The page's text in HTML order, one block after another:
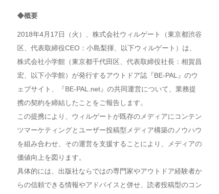
◆概要
2018年4月17日（火）、株式会社ウィルゲート（東京都渋谷
区、代表取締役CEO：小島梨揮、以下ウィルゲート）は、
株式会社小学館（東京都千代田区、代表取締役社長：相賀昌
宏、以下小学館）が発行するアウトドア誌『BE-PAL』のウ
ェブサイト、『BE-PAL.net』の共同運営について、業務提
携の契約を締結したことをご報告します。
この提携により、ウィルゲートが既存のメディアにコンテン
ツマーケティングとユーザー投稿型メディア構築のノウハウ
を組み合わせ、その運営を支援することにより、メディアの
価値向上を図ります。
具体的には、出版社ならではの専門家やアウトドア経験者か
らの信頼できる情報やアドバイスと併せ、読者投稿型のコン